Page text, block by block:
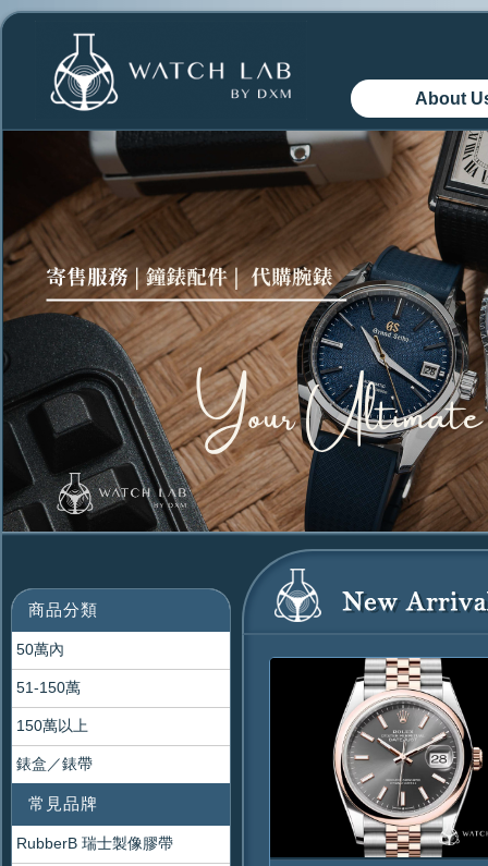
About
商品分類
50萬內
51-150萬
150萬以上
錶盒／錶帶
常見品牌
RubberB 瑞士製像膠帶